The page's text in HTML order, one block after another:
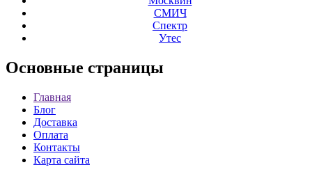
СМИЧ
Спектр
Утес
Основные страницы
Главная
Блог
Доставка
Оплата
Контакты
Карта сайта